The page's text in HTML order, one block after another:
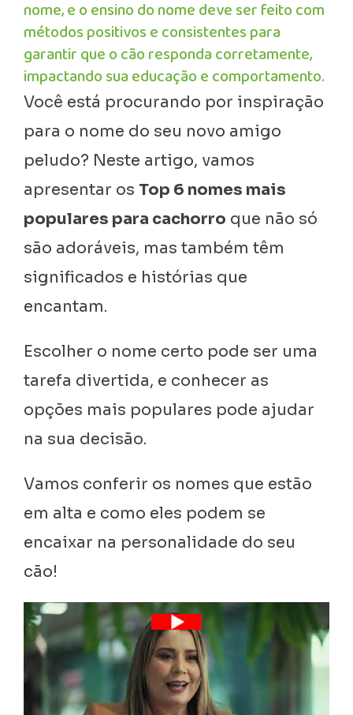
nome, e o ensino do nome deve ser feito com
métodos positivos e consistentes para
garantir que o cão responda corretamente,
impactando sua educação e comportamento.
Você está procurando por inspiração
para o nome do seu novo amigo
peludo? Neste artigo, vamos
apresentar os Top 6 nomes mais
populares para cachorro que não só
são adoráveis, mas também têm
significados e histórias que
encantam.
Escolher o nome certo pode ser uma
tarefa divertida, e conhecer as
opções mais populares pode ajudar
na sua decisão.
Vamos conferir os nomes que estão
em alta e como eles podem se
encaixar na personalidade do seu
cão!